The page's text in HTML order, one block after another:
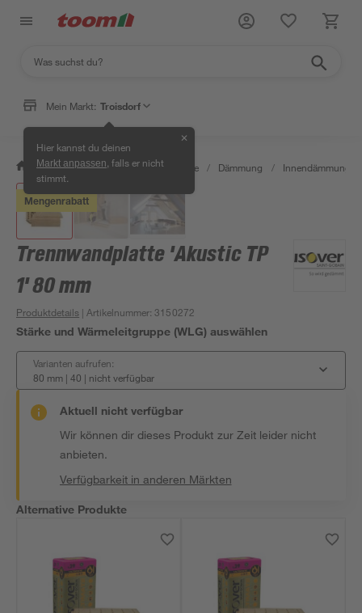
Mein Markt: Troisdorf
Hier kannst du deinen
Markt anpassen , falls er nicht
stimmt.
✕
/ Bauen & Renovieren / Baustoffe / Dämmung / Innendämmung
Mengenrabatt
Trennwandplatte 'Akustic TP
1' 80 mm
Produktdetails | Artikelnummer:3150272
Stärke und Wärmeleitgruppe (WLG) auswählen
Varianten aufrufen:
80 mm | 40 | nicht verfügbar
Aktuell nicht verfügbar
Wir können dir dieses Produkt zur Zeit leider nicht
anbieten.
Verfügbarkeit in anderen Märkten
Alternative Produkte